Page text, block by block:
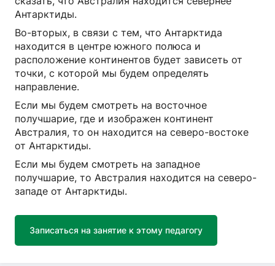
Антарктиды.
Во-вторых, в связи с тем, что Антарктида
находится в центре южного полюса и
расположение континентов будет зависеть от
точки, с которой мы будем определять
направление.
Если мы будем смотреть на восточное
получшарие, где и изображен континент
Австралия, то он находится на северо-востоке
от Антарктиды.
Если мы будем смотреть на западное
получшарие, то Австралия находится на северо-
западе от Антарктиды.
Записаться на занятие к этому педагогу